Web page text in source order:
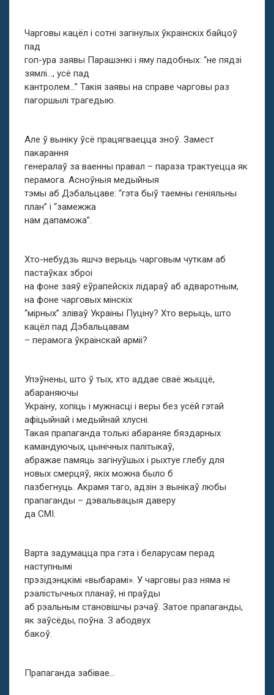
Чарговы кацёл і сотні загінулых ўкраінскіх байцоў
пад
гоп-ура заявы Парашэнкі і яму падобных: “не пядзі
зямлі…, усё пад
кантролем…” Такія заявы на справе чарговы раз
пагоршылі трагедыю.
Але ў выніку ўсё працягваецца зноў. Замест
пакарання
генералаў за ваенны правал – параза трактуецца як
перамога. Асноўныя медыйныя
тэмы аб Дэбальцаве: “гэта быў таемны геніяльны
план” і “замежжа
нам дапаможа”.
Хто-небудзь яшчэ верыць чарговым чуткам аб
пастаўках зброі
на фоне заяў еўрапейскіх лідараў аб адваротным,
на фоне чарговых мінскіх
“мірных” зліваў Украіны Пуціну? Хто верыць, што
кацёл пад Дэбальцавам
– перамога ўкраінскай арміі?
Упэўнены, што ў тых, хто аддае сваё жыццё,
абараняючы
Украіну, хопіць і мужнасці і веры без усёй гэтай
афіцыйнай і медыйнай хлусні.
Такая прапаганда толькі абараняе бяздарных
камандуючых, цынічных палітыкаў,
абражае памяць загінуўшых і рыхтуе глебу для
новых смерцяў, якіх можна было б
пазбегнуць. Акрамя таго, адзін з вынікаў любы
прапаганды – дэвальвацыя даверу
да СМІ.
Варта задумацца пра гэта і беларусам перад
наступнымі
прэзідэнцкімі «выбарамі». У чарговы раз няма ні
рэалістычных планаў, ні праўды
аб рэальным становішчы рэчаў. Затое прапаганды,
як заўсёды, поўна. З абодвух
бакоў.
Прапаганда забівае…